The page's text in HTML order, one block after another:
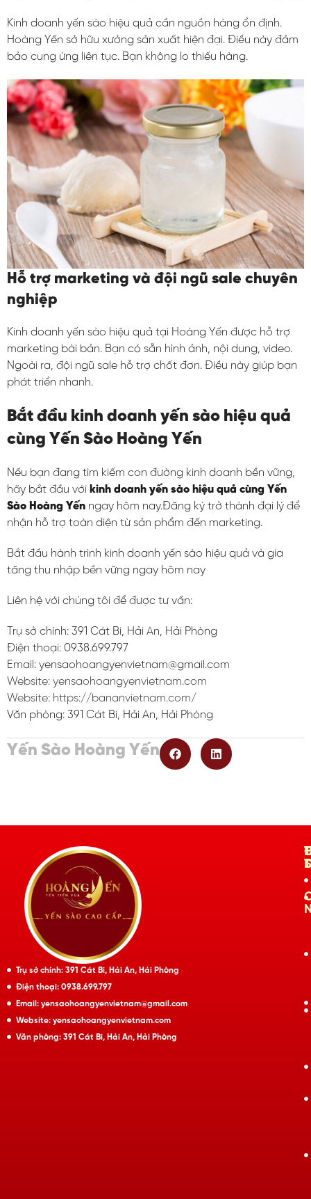
Kinh doanh yến sào hiệu quả cần nguồn hàng ổn định.
Hoàng Yến sở hữu xưởng sản xuất hiện đại. Điều này đảm
bảo cung ứng liên tục. Bạn không lo thiếu hàng.
Hỗ trợ marketing và đội ngũ sale chuyên
nghiệp
Kinh doanh yến sào hiệu quả tại Hoàng Yến được hỗ trợ
marketing bài bản. Bạn có sẵn hình ảnh, nội dung, video.
Ngoài ra, đội ngũ sale hỗ trợ chốt đơn. Điều này giúp bạn
phát triển nhanh.
Bắt đầu kinh doanh yến sào hiệu quả
cùng Yến Sào Hoàng Yến
Nếu bạn đang tìm kiếm con đường kinh doanh bền vững,
hãy bắt đầu với kinh doanh yến sào hiệu quả cùng Yến
Sào Hoàng Yến ngay hôm nay.Đăng ký trở thành đại lý để
nhận hỗ trợ toàn diện từ sản phẩm đến marketing.
Bắt đầu hành trình kinh doanh yến sào hiệu quả và gia
tăng thu nhập bền vững ngay hôm nay
Liên hệ với chúng tôi để được tư vấn:
Trụ sở chính: 391 Cát Bi, Hải An, Hải Phòng
Điện thoại: 0938.699.797
Email: yensaohoangyenvietnam@gmail.com
Website: yensaohoangyenvietnam.com
Website: https://bananvietnam.com/
Văn phòng: 391 Cát Bi, Hải An, Hải Phòng
Yến Sào Hoàng Yến
Trụ sở chính: 391 Cát Bi, Hải An, Hải Phòng
Điện thoại: 0938.699.797
Email: yensaohoangyenvietnam@gmail.com
Website: yensaohoangyenvietnam.com
Văn phòng: 391 Cát Bi, Hải An, Hải Phòng